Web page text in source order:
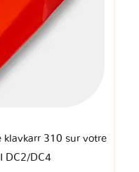
klavkarr 310 sur votre
DC2/DC4